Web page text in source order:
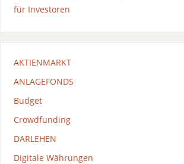
für Investoren
AKTIENMARKT
ANLAGEFONDS
Budget
Crowdfunding
DARLEHEN
Digitale Währungen